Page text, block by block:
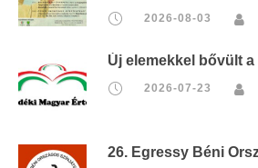
2026-08-03
Új elemekkel bővült
2026-07-23
26. Egressy Béni